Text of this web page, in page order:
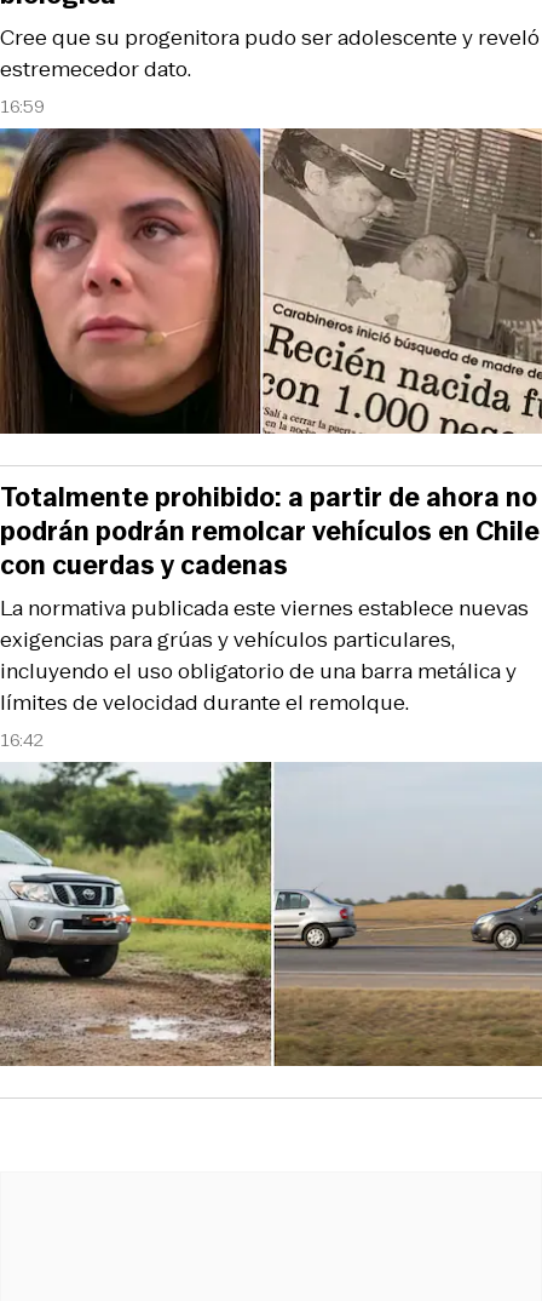
16:59
Cree que su progenitora pudo ser adolescente y reveló
estremecedor dato.
16:42
La normativa publicada este viernes establece nuevas
exigencias para grúas y vehículos particulares,
incluyendo el uso obligatorio de una barra metálica y
límites de velocidad durante el remolque.
Totalmente prohibido: a partir de ahora no
podrán podrán remolcar vehículos en Chile
con cuerdas y cadenas